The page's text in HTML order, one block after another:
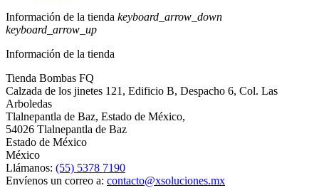
Información de la tienda keyboard_arrow_down
keyboard_arrow_up
Información de la tienda
Tienda Bombas FQ
Calzada de los jinetes 121, Edificio B, Despacho 6, Col. Las
Arboledas
Tlalnepantla de Baz, Estado de México,
54026 Tlalnepantla de Baz
Estado de México
México
Llámanos: (55) 5378 7190
Envíenos un correo a: contacto@xsoluciones.mx